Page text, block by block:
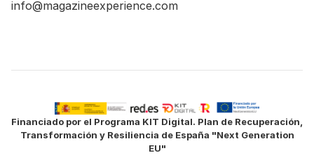
info@magazineexperience.com
Financiado por el Programa KIT Digital. Plan de Recuperación,
Transformación y Resiliencia de España "Next Generation
EU"